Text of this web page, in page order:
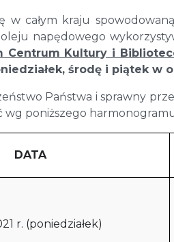
w całym kraju
napędowego
Centrum Kultury i
środę i piątek w
Państwa i sprawny
wg poniższego
DATA
r. (poniedziałek)